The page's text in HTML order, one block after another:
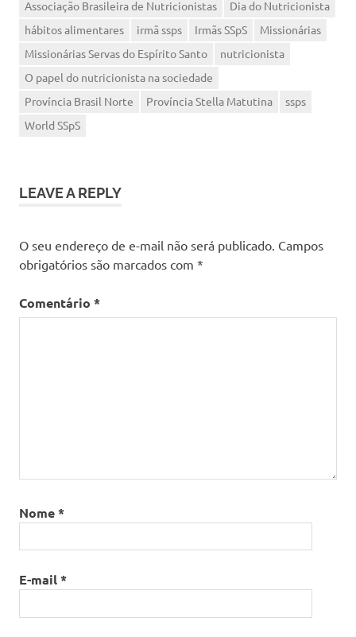
Associação Brasileira de Nutricionistas
Dia do Nutricionista
hábitos alimentares
irmã ssps Irmãs SSpS
Missionárias
Missionárias Servas do Espírito Santo
nutricionista
O papel do nutricionista na sociedade
Província Brasil Norte
Província Stella Matutina
ssps
World SSpS
LEAVE A REPLY
O seu endereço de e-mail não será publicado. Campos
obrigatórios são marcados com *
Comentário *
Nome*
E-mail*